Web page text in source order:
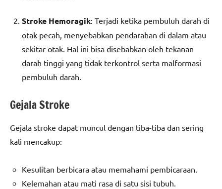
Stroke Hemoragik: Terjadi ketika pembuluh darah di
otak pecah, menyebabkan pendarahan di dalam atau
sekitar otak. Hal ini bisa disebabkan oleh tekanan
darah tinggi yang tidak terkontrol serta malformasi
pembuluh darah.
Gejala Stroke
Gejala stroke dapat muncul dengan tiba-tiba dan sering
kali mencakup:
Kesulitan berbicara atau memahami pembicaraan.
Kelemahan atau mati rasa di satu sisi tubuh.